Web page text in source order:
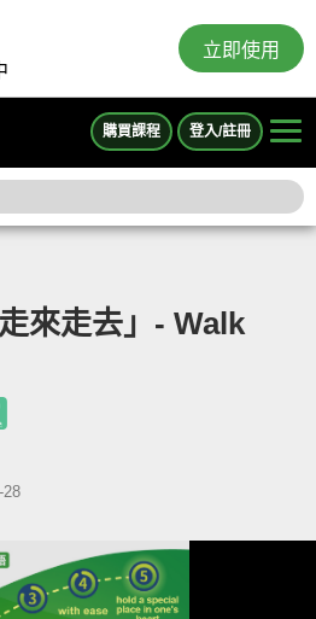
立即使用
購買課程 登入/註冊
走來走去」- Walk
28